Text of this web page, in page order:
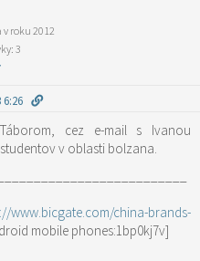
v roku 2012
3
6:26
cez e-mail s Ivanou
v oblasti bolzana.
www.bicgate.com/china-brands-
mobile phones:1bp0kj7v]